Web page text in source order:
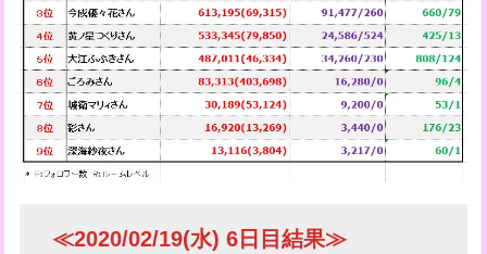
≪2020/02/19(水) 6日目結果≫